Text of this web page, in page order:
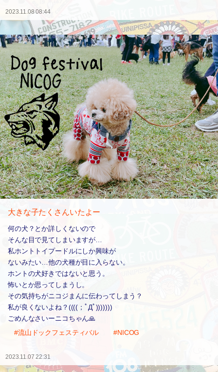
2023.11.08 08:44
大きな子たくさんいたよー
何の犬？とか詳しくないので
そんな目で見てしまいますが…
私ホントトイプードルにしか興味が
ないみたい…他の犬種が目に入らない。
ホントの犬好きではないと思う。
怖いとか思ってしまうし。
その気持ちがニコジまんに伝わってしまう？
私が良くないよね？((((；ﾟДﾟ)))))))
ごめんなさいーニコちゃん🙏
#流山ドックフェスティバル
#NICOG
2023.11.07 22:31